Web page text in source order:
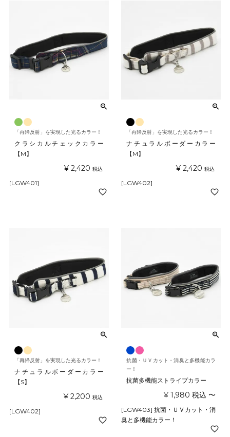
「再帰反射」を実現した光るカラー！
クラシカルチェックカラー
【M】
¥ 2,420 税込
[LGW401]
「再帰反射」を実現した光るカラー！
ナチュラルボーダーカラー
【M】
¥ 2,420 税込
[LGW402]
「再帰反射」を実現した光るカラー！
ナチュラルボーダーカラー
【S】
¥ 2,200 税込
[LGW402]
抗菌・ＵＶカット・消臭と多機能カラ
ー！
抗菌多機能ストライプカラー
¥ 1,980 税込 〜
[LGW403] 抗菌・ＵＶカット・消
臭と多機能カラー！